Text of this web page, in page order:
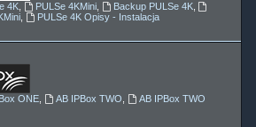
4K, PULSe 4KMini, Backup PULSe 4K,
PULSe 4K Opisy - Instalacja
ONE, AB IPBox TWO
AB IPBox TWO